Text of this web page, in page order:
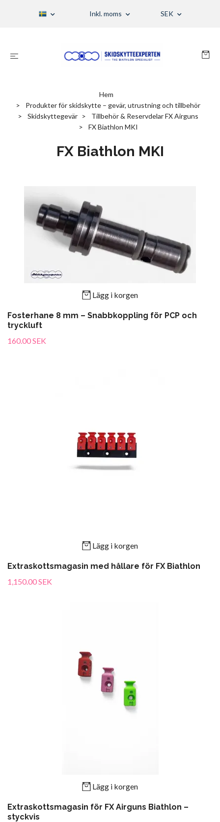
Inkl. moms SEK
Hem
Produkter för skidskytte – gevär, utrustning och tillbehör
Skidskyttegevär
Tillbehör & Reservdelar FX Airguns
FX Biathlon MKI
FX Biathlon MKI
Lägg i korgen
Fosterhane 8 mm – Snabbkoppling för PCP och
tryckluft
160.00 SEK
Lägg i korgen
Extraskottsmagasin med hållare för FX Biathlon
1,150.00 SEK
Lägg i korgen
Extraskottsmagasin för FX Airguns Biathlon –
styckvis